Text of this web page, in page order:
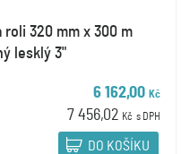
roli 320 mm x 300 m
lesklý 3"
6 162,00 Kč
7 456,02 Kč s DPH
DO KOŠÍKU